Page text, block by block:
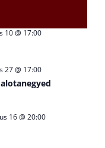
10 @ 17:00
27 @ 17:00
16 @ 20:00